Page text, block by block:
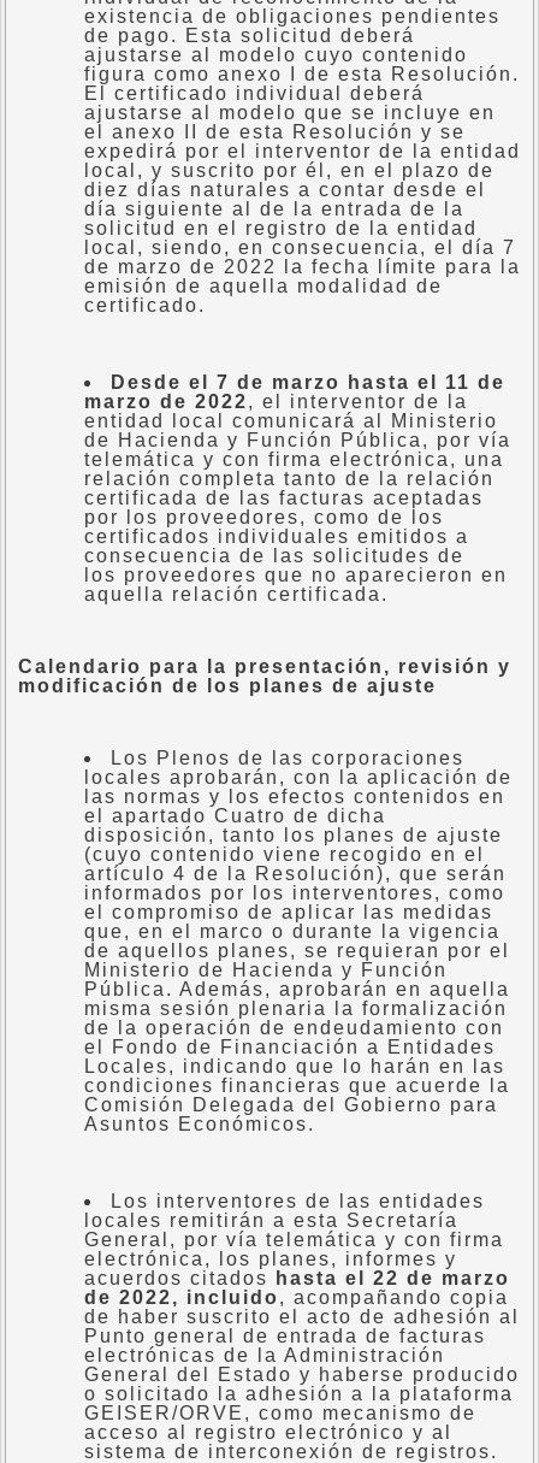
existencia de obligaciones pendientes
de pago. Esta solicitud deberá
ajustarse al modelo cuyo contenido
figura como anexo I de esta Resolución.
El certificado individual deberá
ajustarse al modelo que se incluye en
el anexo II de esta Resolución y se
expedirá por el interventor de la entidad
local, y suscrito por él, en el plazo de
diez días naturales a contar desde el
día siguiente al de la entrada de la
solicitud en el registro de la entidad
local, siendo, en consecuencia, el día 7
de marzo de 2022 la fecha límite para la
emisión de aquella modalidad de
certificado.
Desde el 7 de marzo hasta el 11 de
marzo de 2022, el interventor de la
entidad local comunicará al Ministerio
de Hacienda y Función Pública, por vía
telemática y con firma electrónica, una
relación completa tanto de la relación
certificada de las facturas aceptadas
por los proveedores, como de los
certificados individuales emitidos a
consecuencia de las solicitudes de
los proveedores que no aparecieron en
aquella relación certificada.
Calendario para la presentación, revisión y
modificación de los planes de ajuste
Los Plenos de las corporaciones
locales aprobarán, con la aplicación de
las normas y los efectos contenidos en
el apartado Cuatro de dicha
disposición, tanto los planes de ajuste
(cuyo contenido viene recogido en el
artículo 4 de la Resolución), que serán
informados por los interventores, como
el compromiso de aplicar las medidas
que, en el marco o durante la vigencia
de aquellos planes, se requieran por el
Ministerio de Hacienda y Función
Pública. Además, aprobarán en aquella
misma sesión plenaria la formalización
de la operación de endeudamiento con
el Fondo de Financiación a Entidades
Locales, indicando que lo harán en las
condiciones financieras que acuerde la
Comisión Delegada del Gobierno para
Asuntos Económicos.
Los interventores de las entidades
locales remitirán a esta Secretaría
General, por vía telemática y con firma
electrónica, los planes, informes y
acuerdos citados
hasta el 22 de marzo
de 2022, incluido, acompañando copia
de haber suscrito el acto de adhesión al
Punto general de entrada de facturas
electrónicas de la Administración
General del Estado y haberse producido
o solicitado la adhesión a la plataforma
GEISER/ORVE, como mecanismo de
acceso al registro electrónico y al
sistema de interconexión de registros.